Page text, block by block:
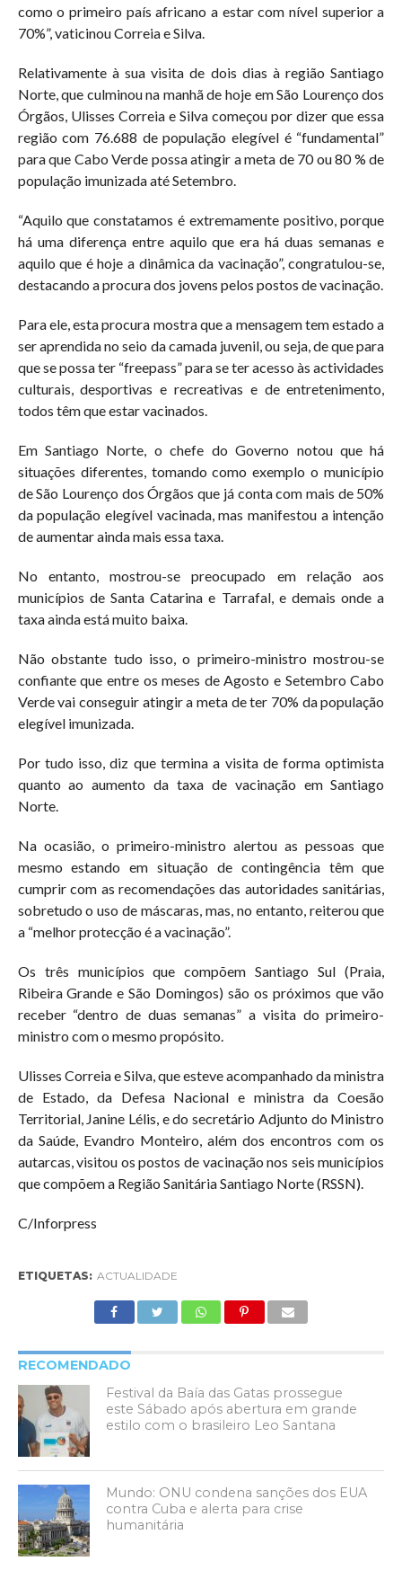
como o primeiro país africano a estar com nível superior a
70%”, vaticinou Correia e Silva.
Relativamente à sua visita de dois dias à região Santiago
Norte, que culminou na manhã de hoje em São Lourenço dos
Órgãos, Ulisses Correia e Silva começou por dizer que essa
região com 76.688 de população elegível é “fundamental”
para que Cabo Verde possa atingir a meta de 70 ou 80 % de
população imunizada até Setembro.
“Aquilo que constatamos é extremamente positivo, porque
há uma diferença entre aquilo que era há duas semanas e
aquilo que é hoje a dinâmica da vacinação”, congratulou-se,
destacando a procura dos jovens pelos postos de vacinação.
Para ele, esta procura mostra que a mensagem tem estado a
ser aprendida no seio da camada juvenil, ou seja, de que para
que se possa ter “freepass” para se ter acesso às actividades
culturais, desportivas e recreativas e de entretenimento,
todos têm que estar vacinados.
Em Santiago Norte, o chefe do Governo notou que há
situações diferentes, tomando como exemplo o município
de São Lourenço dos Órgãos que já conta com mais de 50%
da população elegível vacinada, mas manifestou a intenção
de aumentar ainda mais essa taxa.
No entanto, mostrou-se preocupado em relação aos
municípios de Santa Catarina e Tarrafal, e demais onde a
taxa ainda está muito baixa.
Não obstante tudo isso, o primeiro-ministro mostrou-se
confiante que entre os meses de Agosto e Setembro Cabo
Verde vai conseguir atingir a meta de ter 70% da população
elegível imunizada.
Por tudo isso, diz que termina a visita de forma optimista
quanto ao aumento da taxa de vacinação em Santiago
Norte.
Na ocasião, o primeiro-ministro alertou as pessoas que
mesmo estando em situação de contingência têm que
cumprir com as recomendações das autoridades sanitárias,
sobretudo o uso de máscaras, mas, no entanto, reiterou que
a “melhor protecção é a vacinação”.
Os três municípios que compõem Santiago Sul (Praia,
Ribeira Grande e São Domingos) são os próximos que vão
receber “dentro de duas semanas” a visita do primeiro-
ministro com o mesmo propósito.
Ulisses Correia e Silva, que esteve acompanhado da ministra
de Estado, da Defesa Nacional e ministra da Coesão
Territorial, Janine Lélis, e do secretário Adjunto do Ministro
da Saúde, Evandro Monteiro, além dos encontros com os
autarcas, visitou os postos de vacinação nos seis municípios
que compõem a Região Sanitária Santiago Norte (RSSN).
C/Inforpress
ETIQUETAS: ACTUALIDADE
RECOMENDADO
Festival da Baía das Gatas prossegue
este Sábado após abertura em grande
estilo com o brasileiro Leo Santana
Mundo: ONU condena sanções dos EUA
contra Cuba e alerta para crise
humanitária